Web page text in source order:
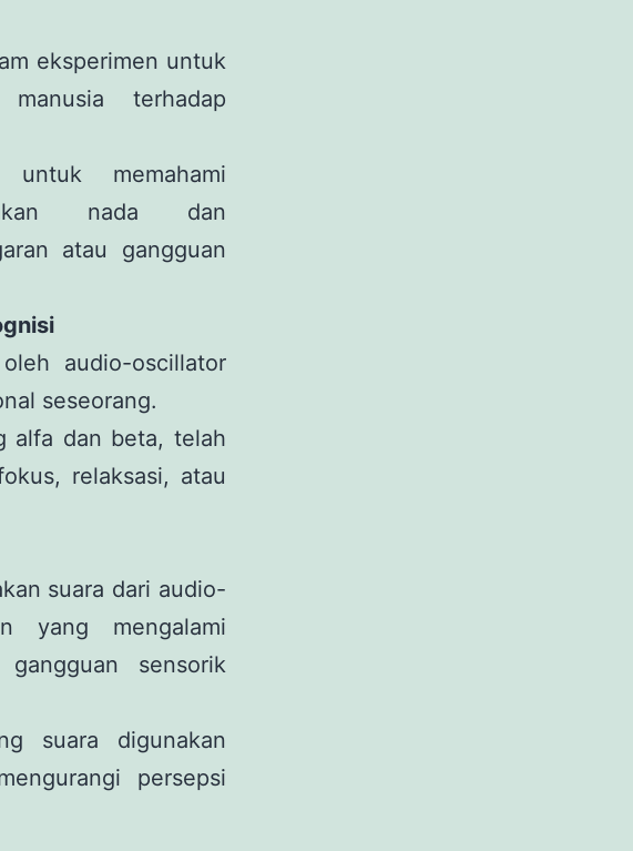
eksperimen untuk
terhadap
untuk memahami
nada dan
atau gangguan
audio-oscillator
seseorang.
alfa dan beta, telah
relaksasi, atau
suara dari audio-
yang mengalami
sensorik
suara digunakan
persepsi